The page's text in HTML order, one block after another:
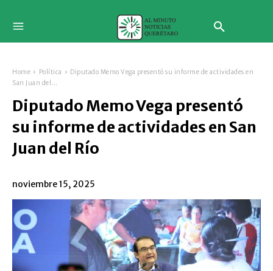
Home Política
Diputado Memo Vega presentó su informe de actividades en
San Juan del...
Diputado Memo Vega presentó
su informe de actividades en San
Juan del Río
noviembre 15, 2025